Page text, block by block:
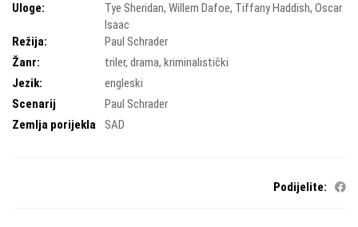
Uloge: Tye Sheridan,Willem Dafoe, Tiffany Haddish,Oscar
Isaac
Režija:
Paul Schrader
Žanr:
triler,drama,kriminalistički
Jezik:
engleski
Scenarij
Paul Schrader
Zemlja porijekla
SAD
Podijelite: